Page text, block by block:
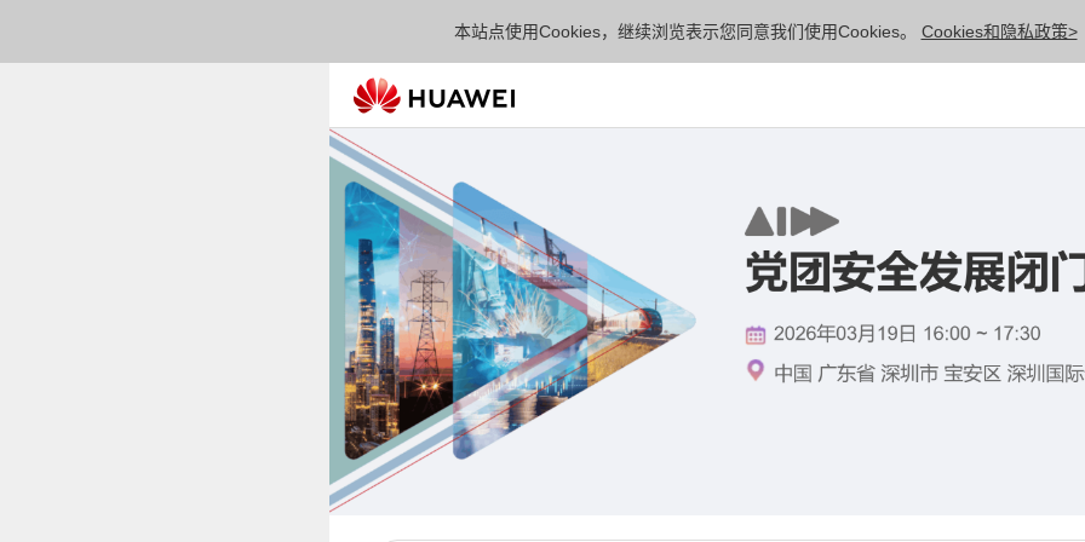
本站点使用Cookies，继续浏览表示您同意我们使用Cookies。 Cookies和隐私政策>